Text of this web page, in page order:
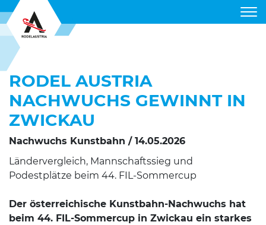
RODELVERBAND
KUNSTBAHN
ALPIN RODELN
TERMINE
RODELGUIDE
PARTNER
RODEL AUSTRIA
NACHWUCHS GEWINNT IN
ZWICKAU
Nachwuchs Kunstbahn / 14.05.2026
Ländervergleich, Mannschaftssieg und
Podestplätze beim 44. FIL-Sommercup
Der österreichische Kunstbahn-Nachwuchs hat
beim 44. FIL-Sommercup in Zwickau ein starkes